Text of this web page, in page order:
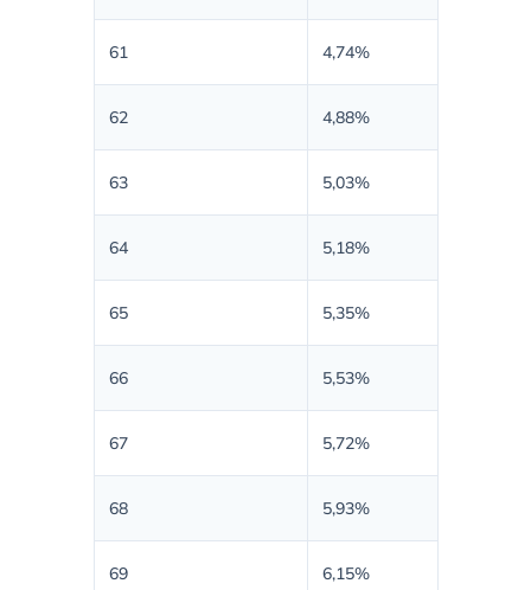
61 4,74%
62 4,88%
63 5,03%
64 5,18%
65 5,35%
66 5,53%
67 5,72%
68 5,93%
69 6,15%